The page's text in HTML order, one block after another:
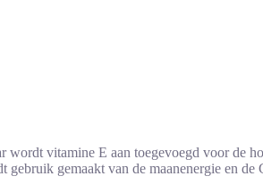
vitamine E aan toegevoegd voor de
gemaakt van de maanenergie en